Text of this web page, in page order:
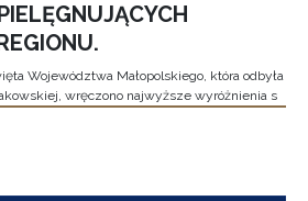
Województwa Małopolskiego, która odbyła
wręczono najwyższe wyróżnienia s